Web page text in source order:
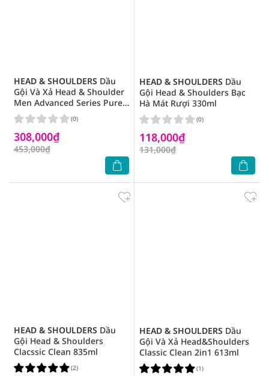
HEAD & SHOULDERS Dầu
Gội Và Xả Head & Shoulder
Men Advanced Series Pure
Sport Old Spice 2 Trong 1
Ngăn Ngừa Gàu 613ml
308,000₫
453,000₫
(0)
HEAD & SHOULDERS Dầu
Gội Head & Shoulders Bạc
Hà Mát Rượi 330ml
118,000₫
131,000₫
(0)
HEAD & SHOULDERS Dầu
Gội Head & Shoulders
Clacssic Clean 835ml
(2)
HEAD & SHOULDERS Dầu
Gội Và Xả Head&Shoulders
Classic Clean 2in1 613ml
(1)